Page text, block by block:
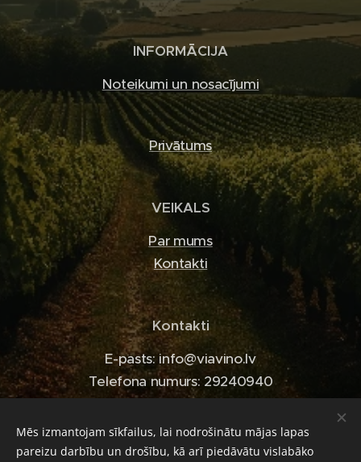
INFORMĀCIJA
Noteikumi un nosacījumi
Privātums
VEIKALS
Par mums
Kontakti
Kontakti
E-pasts: info@viavino.lv
Telefona numurs: 29240940
Sīkdatnes
Mēs izmantojam sīkfailus, lai nodrošinātu mājas lapas
pareizu darbību un drošību, kā arī piedāvātu vislabāko